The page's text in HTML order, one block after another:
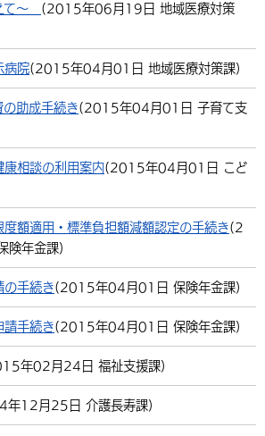
て〜 (2015年06月19日 地域医療対策
病院(2015年04月01日 地域医療対策課)
の助成手続き(2015年04月01日 子育て支
康相談の利用案内(2015年04月01日 こど
度額適用・標準負担額減額認定の手続き(2
険年金課)
の手続き(2015年04月01日 保険年金課)
請手続き(2015年04月01日 保険年金課)
年02月24日 福祉支援課)
年12月25日 介護長寿課)